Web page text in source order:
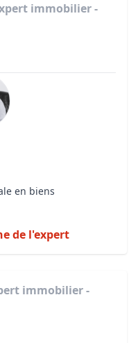
immobilier -
en biens
de l'expert
immobilier -